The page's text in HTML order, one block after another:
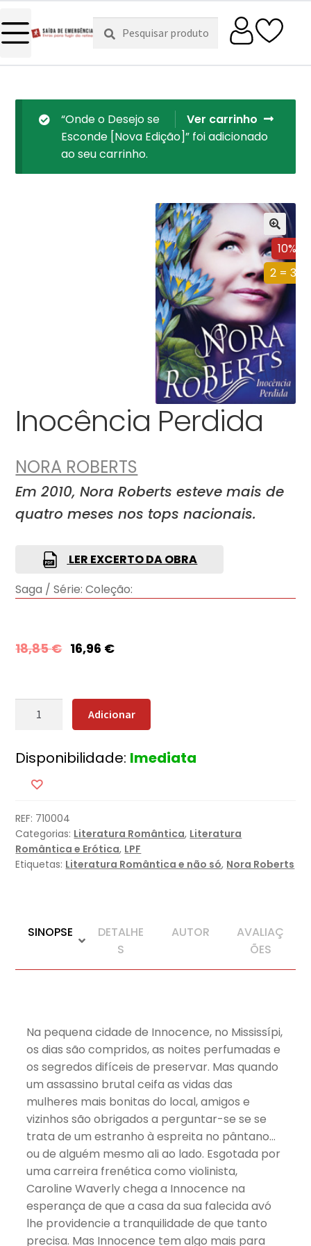
Pesquisar
por:
Pesquisa
Ver carrinho
“Onde o Desejo se
Esconde [Nova Edição]” foi adicionado
ao seu carrinho.
10%
2 = 3
Inocência Perdida
NORA ROBERTS
Em 2010, Nora Roberts esteve mais de
quatro meses nos tops nacionais.
LER EXCERTO DA OBRA
Saga / Série: Coleção:
18,85€ 16,96 €
Quantidade
Perdida
Adicionar
Disponibilidade: Imediata
REF: 710004
Categorias: Literatura Romântica, Literatura
Romântica e Erótica, LPF
Etiquetas: Literatura Romântica e não só, Nora Roberts
SINOPSE
DETALHE
S
AUTOR
AVALIAÇ
ÕES
Na pequena cidade de Innocence, no Mississípi,
os dias são compridos, as noites perfumadas e
os segredos difíceis de preservar. Mas quando
um assassino brutal ceifa as vidas das
mulheres mais bonitas do local, amigos e
vizinhos são obrigados a perguntar-se se se
trata de um estranho à espreita no pântano…
ou de alguém mesmo ali ao lado. Esgotada por
uma carreira frenética como violinista,
Caroline Waverly chega a Innocence na
esperança de que a casa da sua falecida avó
lhe providencie a tranquilidade de que tanto
precisa. Mas Innocence tem algo mais para